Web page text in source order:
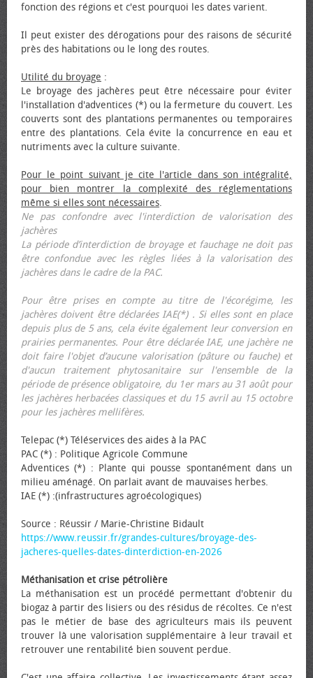
fonction des régions et c'est pourquoi les dates varient.
Il peut exister des dérogations pour des raisons de sécurité
près des habitations ou le long des routes.
Utilité du broyage :
Le broyage des jachères peut être nécessaire pour éviter
l'installation d'adventices (*) ou la fermeture du couvert. Les
couverts sont des plantations permanentes ou temporaires
entre des plantations. Cela évite la concurrence en eau et
nutriments avec la culture suivante.
Pour le point suivant je cite l'article dans son intégralité,
pour bien montrer la complexité des réglementations
même si elles sont nécessaires.
Ne pas confondre avec l'interdiction de valorisation des
jachères
La période d’interdiction de broyage et fauchage ne doit pas
être confondue avec les règles liées à la valorisation des
jachères dans le cadre de la PAC.
Pour être prises en compte au titre de l'écorégime, les
jachères doivent être déclarées IAE(*) . Si elles sont en place
depuis plus de 5 ans, cela évite également leur conversion en
prairies permanentes. Pour être déclarée IAE, une jachère ne
doit faire l'objet d’aucune valorisation (pâture ou fauche) et
d'aucun traitement phytosanitaire sur l'ensemble de la
période de présence obligatoire, du 1er mars au 31 août pour
les jachères herbacées classiques et du 15 avril au 15 octobre
pour les jachères mellifères.
Telepac (*) Téléservices des aides à la PAC
PAC (*) : Politique Agricole Commune
Adventices (*) : Plante qui pousse spontanément dans un
milieu aménagé. On parlait avant de mauvaises herbes.
IAE (*) :(infrastructures agroécologiques)
Source : Réussir / Marie-Christine Bidault
https://www.reussir.fr/grandes-cultures/broyage-des-
jacheres-quelles-dates-dinterdiction-en-2026
Méthanisation et crise pétrolière
La méthanisation est un procédé permettant d'obtenir du
biogaz à partir des lisiers ou des résidus de récoltes. Ce n'est
pas le métier de base des agriculteurs mais ils peuvent
trouver là une valorisation supplémentaire à leur travail et
retrouver une rentabilité bien souvent perdue.